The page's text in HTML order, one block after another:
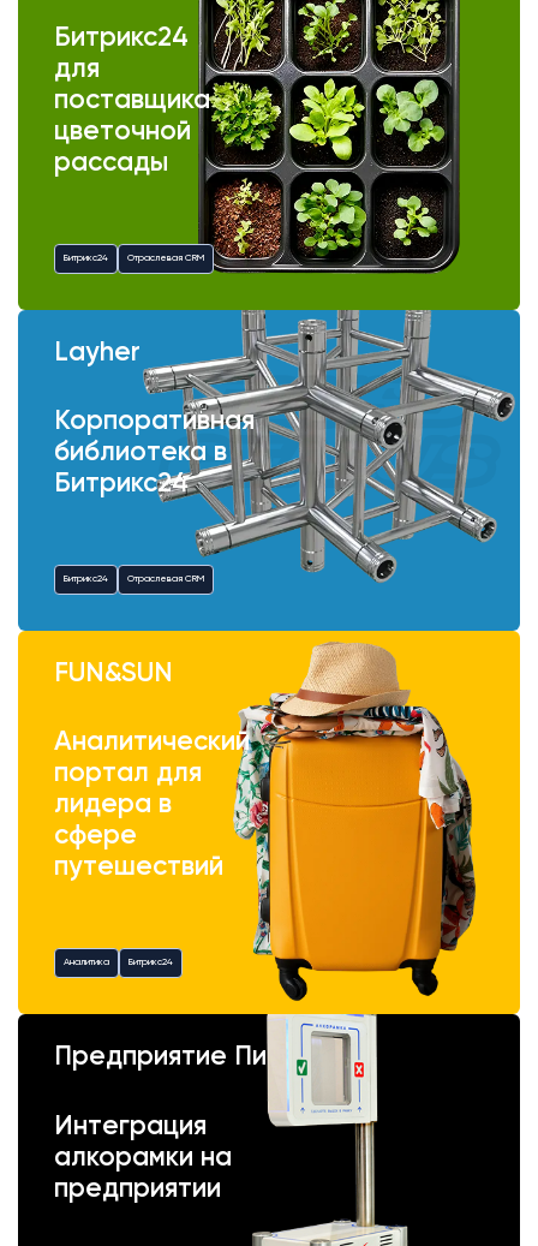
Битрикс24
для
поставщика
цветочной
рассады
Битрикс24 Отраслевая CRM
Layher
Корпоративная
библиотека в
Битрикс24
Битрикс24 Отраслевая CRM
FUN&SUN
Аналитический
портал для
лидера в
сфере
путешествий
Аналитика Битрикс24
Предприятие Пик
Интеграция
алкорамки на
предприятии